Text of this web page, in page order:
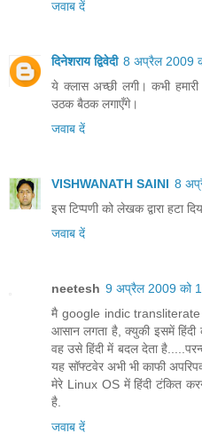
जवाब दें
दिनेशराय द्विवेदी 8 अप्रैल 2009
ये क्लास अच्छी लगी। कभी
उठक बैठक लगाएँगे।
जवाब दें
VISHWANATH SAINI 8
इस टिप्पणी को लेखक द्वारा हटा
जवाब दें
neetesh 9 अप्रैल 2009 को
मै google indic transliterate
आसान लगता है, क्युकी इसमें हिंदी
वह उसे हिंदी में बदल देता
यह सॉफ्टवेर अभी भी काफी
मेरे Linux OS में हिंदी टंकित
है.
जवाब दें